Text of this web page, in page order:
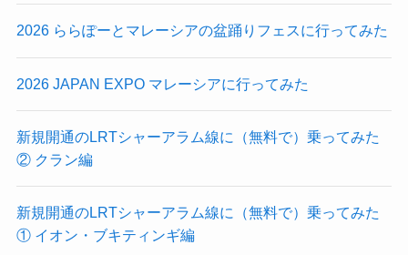
2026 ららぽーとマレーシアの盆踊りフェスに行ってみた
2026 JAPAN EXPO マレーシアに行ってみた
新規開通のLRTシャーアラム線に（無料で）乗ってみた
② クラン編
新規開通のLRTシャーアラム線に（無料で）乗ってみた
① イオン・ブキティンギ編